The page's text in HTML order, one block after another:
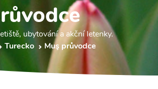
ubytování a akční letenky.
Turecko Muş průvodce